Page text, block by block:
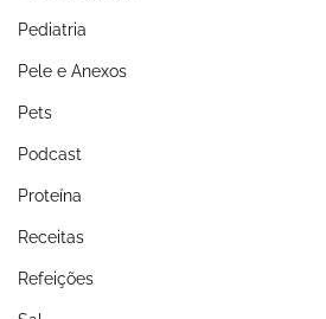
Pediatria
Pele e Anexos
Pets
Podcast
Proteína
Receitas
Refeições